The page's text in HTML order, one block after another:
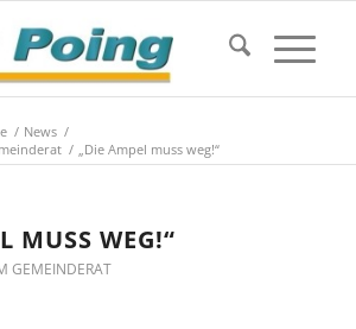
/ News /
/ „Die Ampel muss weg!“
MUSS WEG!“
GEMEINDERAT